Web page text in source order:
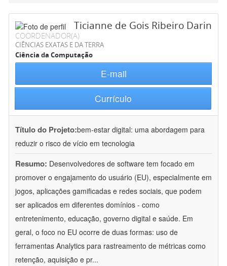
Ticianne de Gois Ribeiro Darin
COORDENADOR(A)
CIÊNCIAS EXATAS E DA TERRA
Ciência da Computação
E-mail
Currículo
Título do Projeto:bem-estar digital: uma abordagem para
reduzir o risco de vício em tecnologia
Resumo: Desenvolvedores de software tem focado em
promover o engajamento do usuário (EU), especialmente em
jogos, aplicações gamificadas e redes sociais, que podem
ser aplicados em diferentes domínios - como
entretenimento, educação, governo digital e saúde. Em
geral, o foco no EU ocorre de duas formas: uso de
ferramentas Analytics para rastreamento de métricas como
retenção, aquisição e pr...